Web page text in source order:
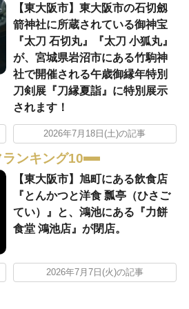
【東大阪市】東大阪市の石切劔
箭神社に所蔵されている御神宝
『太刀 石切丸』『太刀 小狐丸』
が、宮城県岩沼市にある竹駒神
社で開催される午歳御縁年特別
刀剣展『刀縁夏詣』に特別展示
されます！
2026年7月18日(土)の記事
ランキング10
【東大阪市】旭町にある飲食店
『とんかつと洋食 瓢亭（ひさご
てい）』と、鴻池にある『力餅
食堂 鴻池店』が閉店。
2026年7月7日(火)の記事